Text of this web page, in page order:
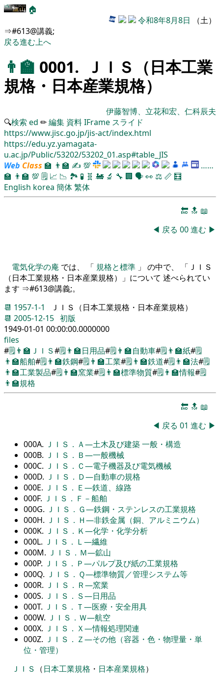
🏠
令和8年8月8日 （土）
⇒#613@講義;
戻る進む上へ
👨‍🏫 0001. ＪＩＳ（日本工業
規格・日本産業規格）
伊藤智博、立花和宏、仁科辰夫
🔍検索 ed ✏編集 資料IFrame スライド
https://www.jisc.go.jp/jis-act/index.html
https://edu.yz.yamagata-
u.ac.jp/Public/53202/53202_01.asp#table_JIS
Web Class 🏫 👨‍🏫 ✍ 💯
……
🏫 👨‍🏫 💯 🗒️ 📈 📉 🏞 🧪 🧬 🚂 🔬 🔧 🏢 🗣️👀 ⚖️ 📏 🧮
English korea 簡体繁体
🔚 🔝 📖
◀ 戻る 00進む ▶
電気化学の庵 では、 「 規格と標準 」 の中で、 「ＪＩＳ
（日本工業規格・日本産業規格）」について 述べられてい
ます ⇒#613@講義;。
📆 1957-1-1
ＪＩＳ（日本工業規格・日本産業規格）
📆 2005-12-15 初版
1949-01-01 00:00:00.0000000
files
#🗒️👨‍🏫 ＪＩＳ#🗒️👨‍🏫日用品#🗒️👨‍🏫自動車#🗒️👨‍🏫紙#🗒️
👨‍🏫船舶#🗒️👨‍🏫鉄鋼#🗒️👨‍🏫工業#🗒️👨‍🏫鉄道#🗒️👨‍🏫法#🗒️
👨‍🏫工業製品#🗒️👨‍🏫窯業#🗒️👨‍🏫標準物質#🗒️👨‍🏫情報#🗒️
👨‍🏫規格
🔚 🔝 📖
◀ 戻る 01 進む ▶
000A. ＪＩＳ．Ａ―土木及び建築 一般・構造
000B. ＪＩＳ．Ｂ―一般機械
000C. ＪＩＳ．Ｃ―電子機器及び電気機械
000D. ＪＩＳ．Ｄ―自動車の規格
000E. ＪＩＳ．Ｅ―鉄道、線路
000F. ＪＩＳ．Ｆ－船舶
000G. ＪＩＳ．Ｇ―鉄鋼・ステンレスの工業規格
000H. ＪＩＳ．Ｈ―非鉄金属（銅、アルミニウム）
000K. ＪＩＳ．Ｋ―化学・化学分析
000L. ＪＩＳ．Ｌ―繊維
000M. ＪＩＳ．Ｍ―鉱山
000P. ＪＩＳ．Ｐ―パルプ及び紙の工業規格
000Q. ＪＩＳ．Ｑ―標準物質／管理システム等
000R. ＪＩＳ．Ｒ―窯業
000S. ＪＩＳ．Ｓ―日用品
000T. ＪＩＳ．Ｔ―医療・安全用具
000W. ＪＩＳ．Ｗ―航空
000X. ＪＩＳ．Ｘ―情報処理関連
000Z. ＪＩＳ．Ｚ―その他（容器・色・物理量・単
位・管理）
ＪＩＳ （日本工業規格 ・ 日本産業規格）